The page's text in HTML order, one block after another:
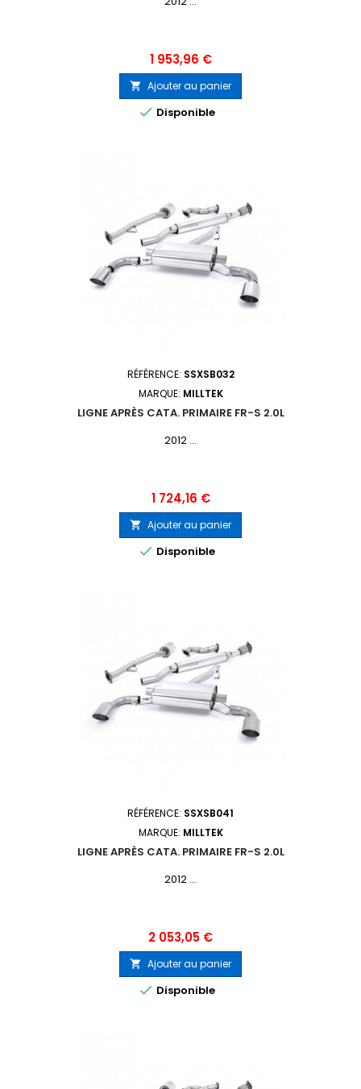
Prix
1 953,96 €
 Ajouter au panier
 Disponible
RÉFÉRENCE: SSXSB032
MARQUE: MILLTEK
LIGNE APRÈS CATA. PRIMAIRE FR-S 2.0L
2012 ...
Prix
1 724,16 €
 Ajouter au panier
 Disponible
RÉFÉRENCE: SSXSB041
MARQUE: MILLTEK
LIGNE APRÈS CATA. PRIMAIRE FR-S 2.0L
2012 ...
Prix
2 053,05 €
 Ajouter au panier
 Disponible